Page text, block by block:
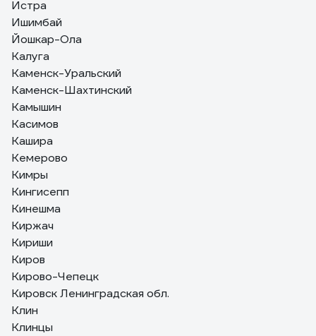
Истра
Ишимбай
Йошкар-Ола
Калуга
Каменск-Уральский
Каменск-Шахтинский
Камышин
Касимов
Кашира
Кемерово
Кимры
Кингисепп
Кинешма
Киржач
Кириши
Киров
Кирово-Чепецк
Кировск Ленинградская обл.
Клин
Клинцы